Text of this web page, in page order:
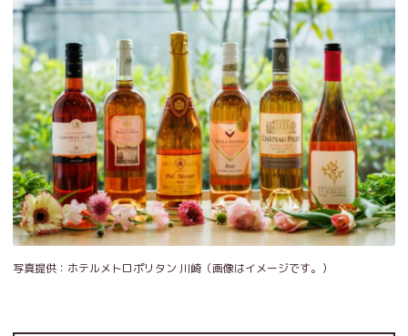
写真提供：ホテルメトロポリタン 川崎（画像はイメージです。）